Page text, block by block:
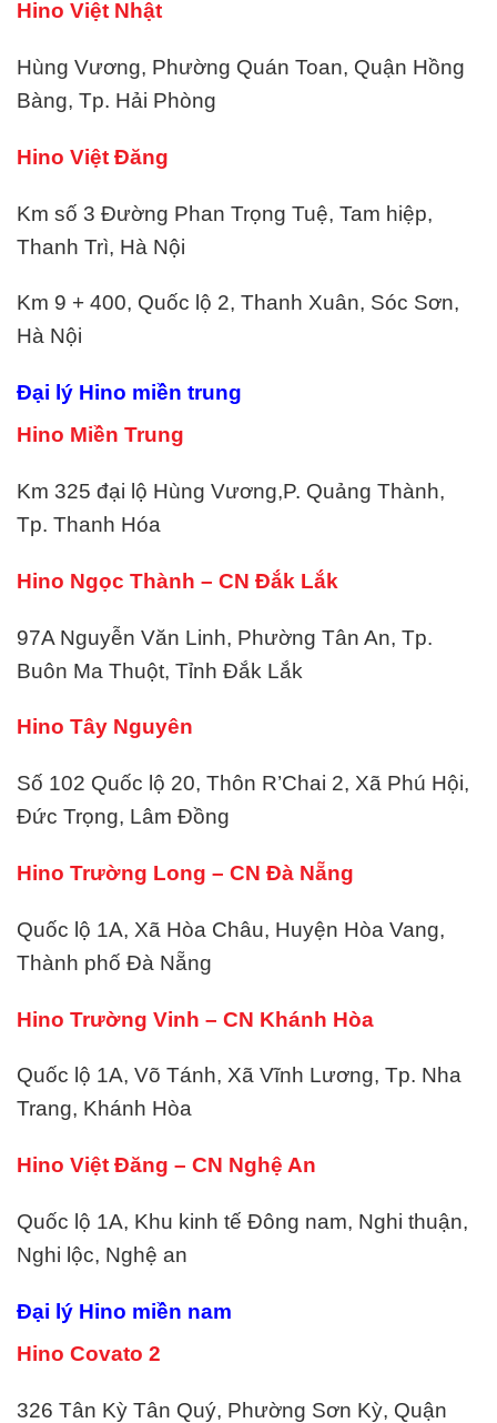
Hino Việt Nhật
Hùng Vương, Phường Quán Toan, Quận Hồng
Bàng, Tp. Hải Phòng
Hino Việt Đăng
Km số 3 Đường Phan Trọng Tuệ, Tam hiệp,
Thanh Trì, Hà Nội
Km 9 + 400, Quốc lộ 2, Thanh Xuân, Sóc Sơn,
Hà Nội
Đại lý Hino miền trung
Hino Miền Trung
Km 325 đại lộ Hùng Vương,P. Quảng Thành,
Tp. Thanh Hóa
Hino Ngọc Thành – CN Đắk Lắk
97A Nguyễn Văn Linh, Phường Tân An, Tp.
Buôn Ma Thuột, Tỉnh Đắk Lắk
Hino Tây Nguyên
Số 102 Quốc lộ 20, Thôn R’Chai 2, Xã Phú Hội,
Đức Trọng, Lâm Đồng
Hino Trường Long – CN Đà Nẵng
Quốc lộ 1A, Xã Hòa Châu, Huyện Hòa Vang,
Thành phố Đà Nẵng
Hino Trường Vinh – CN Khánh Hòa
Quốc lộ 1A, Võ Tánh, Xã Vĩnh Lương, Tp. Nha
Trang, Khánh Hòa
Hino Việt Đăng – CN Nghệ An
Quốc lộ 1A, Khu kinh tế Đông nam, Nghi thuận,
Nghi lộc, Nghệ an
Đại lý Hino miền nam
Hino Covato 2
326 Tân Kỳ Tân Quý, Phường Sơn Kỳ, Quận